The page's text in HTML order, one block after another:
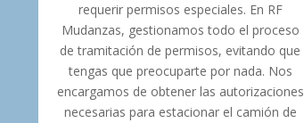
requerir permisos especiales. En RF
Mudanzas, gestionamos todo el proceso
de tramitación de permisos, evitando que
tengas que preocuparte por nada. Nos
encargamos de obtener las autorizaciones
necesarias para estacionar el camión de